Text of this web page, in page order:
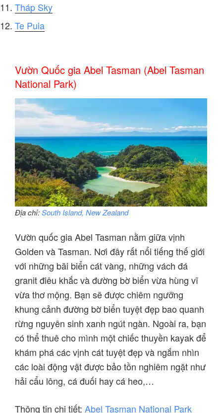
Tháp Sky
Te Puia
Vườn Quốc gia Abel Tasman (Abel Tasman
National Park)
Địa chỉ:South Island, New Zealand
Vườn quốc gia Abel Tasman nằm giữa vịnh
Golden và Tasman. Nơi đây rất nổi tiếng thế giới
với những bãi biển cát vàng, những vách đá
granit điêu khắc và đường bờ biển vừa hùng vĩ
vừa thơ mộng. Bạn sẽ được chiêm ngưỡng
khung cảnh đường bờ biển tuyệt đẹp bao quanh
rừng nguyên sinh xanh ngút ngàn. Ngoài ra, bạn
có thể thuê cho mình một chiếc thuyền kayak để
khám phá các vịnh cát tuyệt đẹp và ngắm nhìn
các loài động vật được bảo tồn nghiêm ngặt như
hải cẩu lông, cá đuối hay cá heo,…
Thông tin chi tiết: Abel Tasman National Park